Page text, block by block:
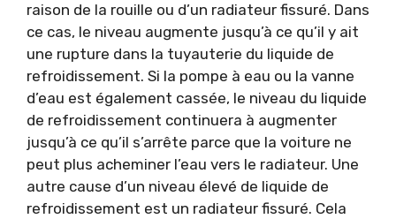
raison de la rouille ou d’un radiateur fissuré. Dans
ce cas, le niveau augmente jusqu’à ce qu’il y ait
une rupture dans la tuyauterie du liquide de
refroidissement. Si la pompe à eau ou la vanne
d’eau est également cassée, le niveau du liquide
de refroidissement continuera à augmenter
jusqu’à ce qu’il s’arrête parce que la voiture ne
peut plus acheminer l’eau vers le radiateur. Une
autre cause d’un niveau élevé de liquide de
refroidissement est un radiateur fissuré. Cela